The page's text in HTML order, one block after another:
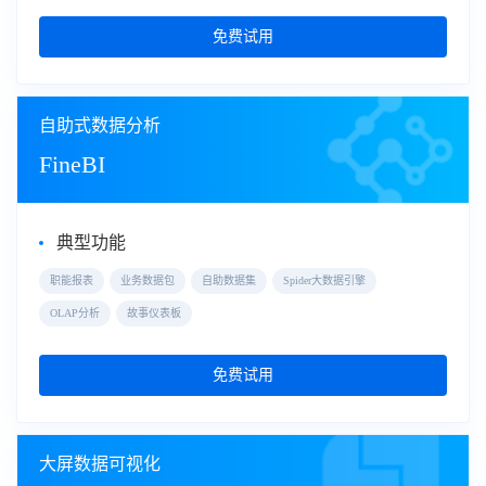
免费试用
自助式数据分析
FineBI
典型功能
职能报表 业务数据包 自助数据集 Spider大数据引擎
OLAP分析 故事仪表板
免费试用
大屏数据可视化